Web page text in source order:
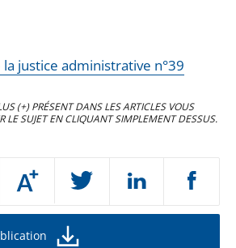
Augmenter
ou
la
de
justice administrative n°39
(+) PRÉSENT DANS LES ARTICLES VOUS
LE SUJET EN CLIQUANT SIMPLEMENT DESSUS.